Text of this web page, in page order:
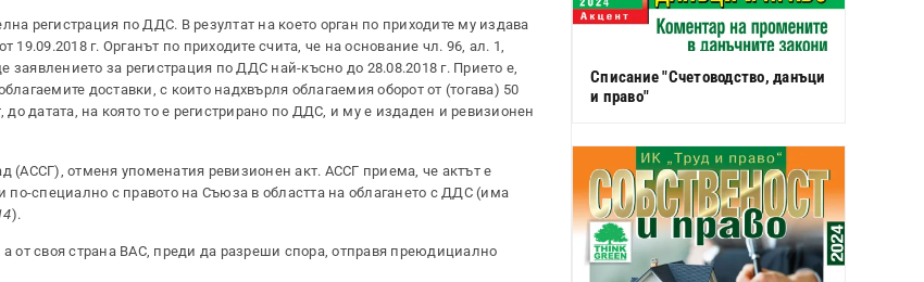
регистрация по ДДС. В резултат на което орган по приходите му издава
г. Органът по приходите счита, че на основание чл. 96, ал. 1,
заявлението за регистрация по ДДС най-късно до 28.08.2018 г. Прието е,
доставки, с които надхвърля облагаемия оборот от (тогава) 50
датата, на която то е регистрирано по ДДС, и му е издаден и ревизионен
(АССГ), отменя упоменатия ревизионен акт. АССГ приема, че актът е
специално с правото на Съюза в областта на облагането с ДДС (има
).
своя страна ВАС, преди да разреши спора, отправя преюдициално
Списание "Счетоводство, данъци
и право"